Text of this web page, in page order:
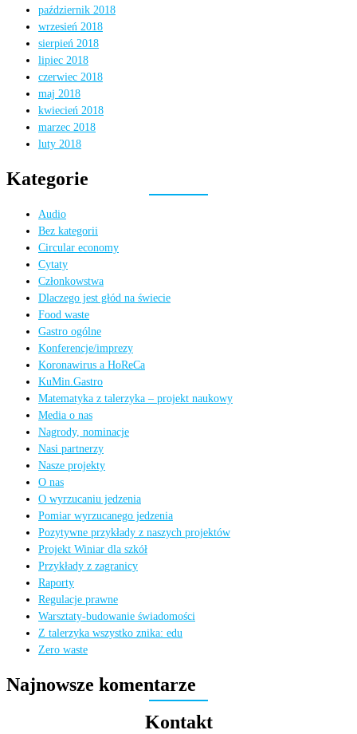
październik 2018
wrzesień 2018
sierpień 2018
lipiec 2018
czerwiec 2018
maj 2018
kwiecień 2018
marzec 2018
luty 2018
Kategorie
Audio
Bez kategorii
Circular economy
Cytaty
Członkowstwa
Dlaczego jest głód na świecie
Food waste
Gastro ogólne
Konferencje/imprezy
Koronawirus a HoReCa
KuMin.Gastro
Matematyka z talerzyka – projekt naukowy
Media o nas
Nagrody, nominacje
Nasi partnerzy
Nasze projekty
O nas
O wyrzucaniu jedzenia
Pomiar wyrzucanego jedzenia
Pozytywne przykłady z naszych projektów
Projekt Winiar dla szkół
Przykłady z zagranicy
Raporty
Regulacje prawne
Warsztaty-budowanie świadomości
Z talerzyka wszystko znika: edu
Zero waste
Najnowsze komentarze
Kontakt